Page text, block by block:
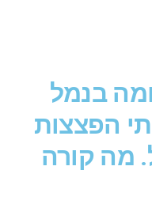
בנמל
הפצצות
מה קורה